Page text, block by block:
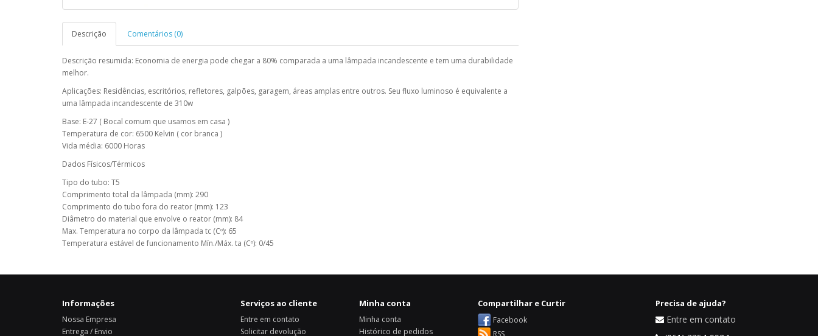
Descrição Comentários (0)
Descrição resumida: Economia de energia pode chegar a 80% comparada a uma lâmpada incandescente e tem uma durabilidade
melhor.
Aplicações: Residências, escritórios, refletores, galpões, garagem, áreas amplas entre outros. Seu fluxo luminoso é equivalente a
uma lâmpada incandescente de 310w
Base: E-27 ( Bocal comum que usamos em casa )
Temperatura de cor: 6500 Kelvin ( cor branca )
Vida média: 6000 Horas
Dados Físicos/Térmicos
Tipo do tubo: T5
Comprimento total da lâmpada (mm): 290
Comprimento do tubo fora do reator (mm): 123
Diâmetro do material que envolve o reator (mm): 84
Max. Temperatura no corpo da lâmpada tc (Cº): 65
Temperatura estável de funcionamento Mín./Máx. ta (Cº): 0/45
Informações
Nossa Empresa
Entrega / Envio
Serviços ao cliente
Entre em contato
Solicitar devolução
Minha conta
Minha conta
Histórico de pedidos
Compartilhar e Curtir
Facebook
RSS
Precisa de ajuda?
Entre em contato